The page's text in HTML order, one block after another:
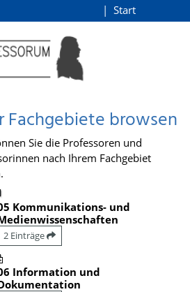
Start
Fachgebiete browsen
Sie die Professoren und
nach Ihrem Fachgebiet
Kommunikations- und
2 Einträge
Information und